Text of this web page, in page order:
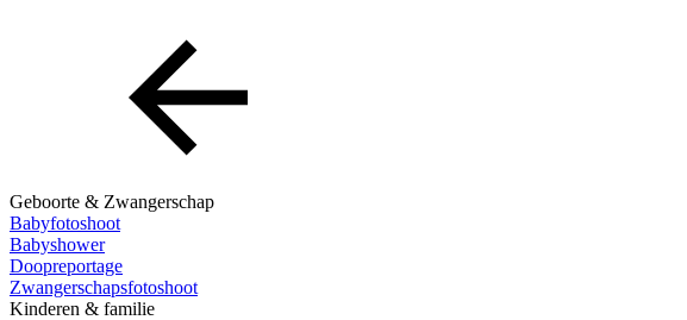
Geboorte & Zwangerschap
Babyfotoshoot
Babyshower
Doopreportage
Zwangerschapsfotoshoot
Kinderen & familie